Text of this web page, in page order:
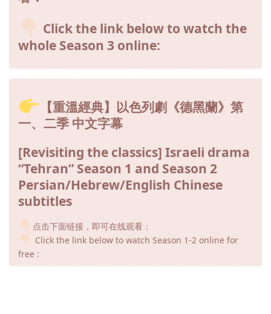
Click the link below to watch the
whole Season 3 online:
【重溫經典】以色列劇《德黑蘭》第
一、二季 中文字幕
[Revisiting the classics] Israeli drama
“Tehran” Season 1 and Season 2
Persian/Hebrew/English Chinese
subtitles
点击下面链接，即可在线观看：
Click the link below to watch Season 1-2 online for
free :